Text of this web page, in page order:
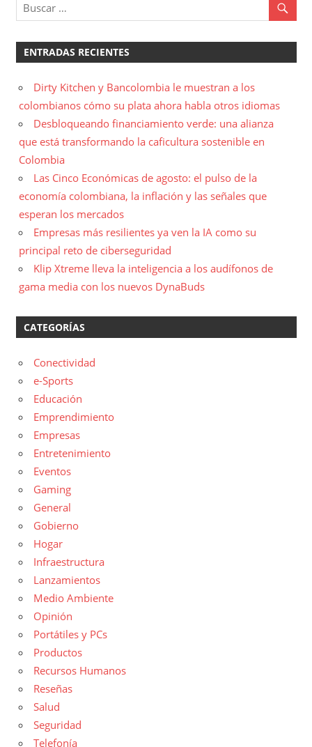
ENTRADAS RECIENTES
Dirty Kitchen y Bancolombia le muestran a los
colombianos cómo su plata ahora habla otros idiomas
Desbloqueando financiamiento verde: una alianza
que está transformando la caficultura sostenible en
Colombia
Las Cinco Económicas de agosto: el pulso de la
economía colombiana, la inflación y las señales que
esperan los mercados
Empresas más resilientes ya ven la IA como su
principal reto de ciberseguridad
Klip Xtreme lleva la inteligencia a los audífonos de
gama media con los nuevos DynaBuds
CATEGORÍAS
Conectividad
e-Sports
Educación
Emprendimiento
Empresas
Entretenimiento
Eventos
Gaming
General
Gobierno
Hogar
Infraestructura
Lanzamientos
Medio Ambiente
Opinión
Portátiles y PCs
Productos
Recursos Humanos
Reseñas
Salud
Seguridad
Telefonía